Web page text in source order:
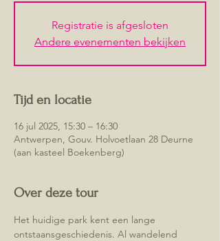
Registratie is afgesloten
Andere evenementen bekijken
Tijd en locatie
16 jul 2025, 15:30 – 16:30
Antwerpen, Gouv. Holvoetlaan 28 Deurne
(aan kasteel Boekenberg)
Over deze tour
Het huidige park kent een lange
ontstaansgeschiedenis. Al wandelend